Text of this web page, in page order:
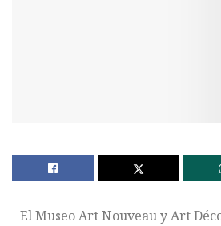
El Museo Art Nouveau y Art